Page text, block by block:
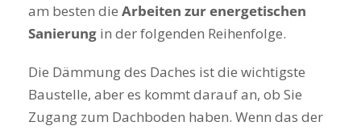
am besten die Arbeiten zur energetischen
Sanierung in der folgenden Reihenfolge.
Die Dämmung des Daches ist die wichtigste
Baustelle, aber es kommt darauf an, ob Sie
Zugang zum Dachboden haben. Wenn das der